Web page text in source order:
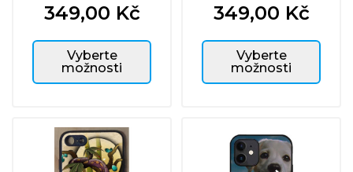
Cena
349,00 Kč
Vyberte
možnosti
Cena
349,00 Kč
Vyberte
možnosti